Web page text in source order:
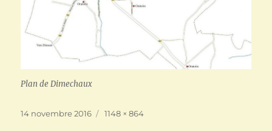
Plan de Dimechaux
Publié
14 novembre 2016
Taille
1148 × 864